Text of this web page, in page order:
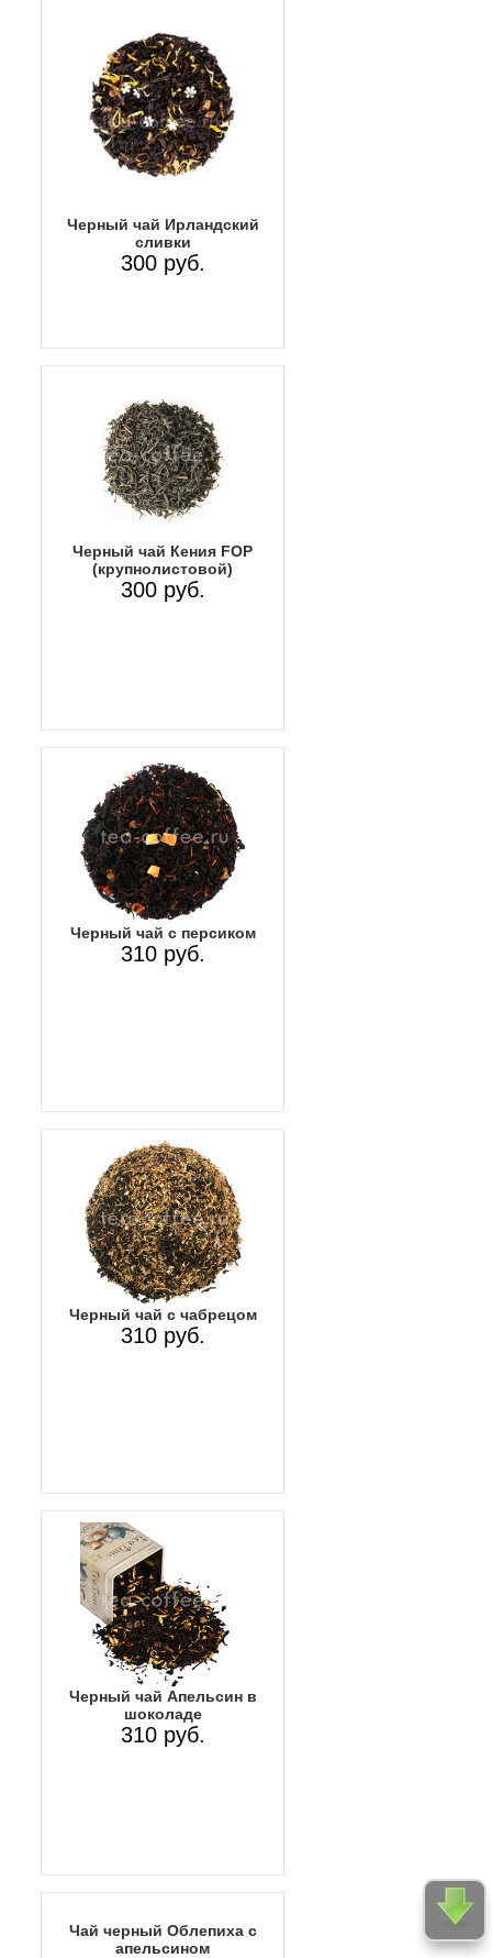
Черный чай Ирландский
сливки
300 руб.
Черный чай Кения FOP
(крупнолистовой)
300 руб.
Черный чай с персиком
310 руб.
Черный чай с чабрецом
310 руб.
Черный чай Апельсин в
шоколаде
310 руб.
Чай черный Облепиха с
апельсином